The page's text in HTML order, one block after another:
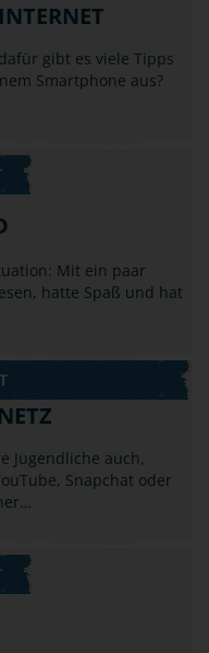
gibt es viele Tipps
Smartphone aus?
Mit ein paar
hatte Spaß und hat
Jugendliche auch,
Snapchat oder